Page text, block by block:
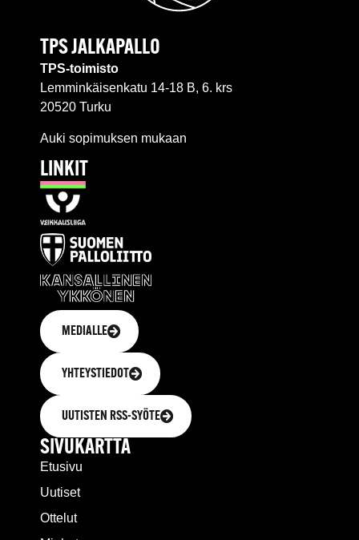
TPS JALKAPALLO
TPS-toimisto
Lemminkäisenkatu 14-18 B, 6. krs
20520 Turku
Auki sopimuksen mukaan
LINKIT
MEDIALLE
YHTEYSTIEDOT
UUTISTEN RSS-SYÖTE
SIVUKARTTA
Etusivu
Uutiset
Ottelut